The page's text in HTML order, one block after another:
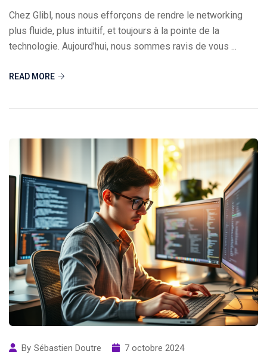
Chez Glibl, nous nous efforçons de rendre le networking
plus fluide, plus intuitif, et toujours à la pointe de la
technologie. Aujourd’hui, nous sommes ravis de vous ...
READ MORE
By Sébastien Doutre
7 octobre 2024